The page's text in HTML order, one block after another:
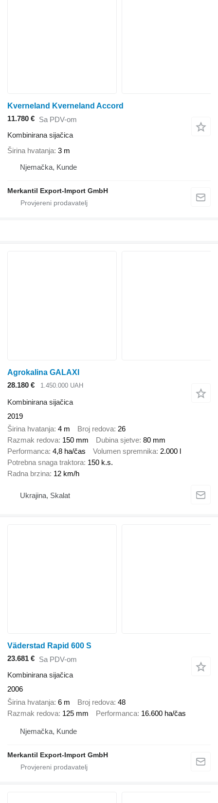
Kverneland Kverneland Accord
11.780 € Sa PDV-om
Kombinirana sijačica
Širina hvatanja 3 m
Njemačka, Kunde
Merkantil Export-Import GmbH
Agrokalina GALAXI
28.180 €
1.450.000 UAH
Kombinirana sijačica
2019
Širina hvatanja 4 m Broj redova 26
Razmak redova 150 mm Dubina sjetve 80 mm
Performanca 4,8 ha/čas Volumen spremnika 2.000 l
Potrebna snaga traktora 150 k.s.
Radna brzina 12 km/h
Ukrajina, Skalat
Väderstad Rapid 600 S
23.681 € Sa PDV-om
Kombinirana sijačica
2006
Širina hvatanja 6 m Broj redova 48
Razmak redova 125 mm Performanca 16.600 ha/čas
Njemačka, Kunde
Merkantil Export-Import GmbH